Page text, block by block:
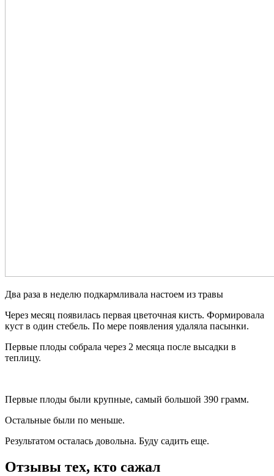
Два раза в неделю подкармливала настоем из травы
Через месяц появилась первая цветочная кисть. Формировала
куст в один стебель. По мере появления удаляла пасынки.
Первые плоды собрала через 2 месяца после высадки в
теплицу.
Первые плоды были крупные, самый большой 390 грамм.
Остальные были по меньше.
Результатом осталась довольна. Буду садить еще.
Отзывы тех, кто сажал